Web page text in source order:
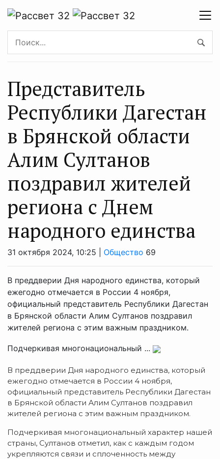
Представитель
Республики Дагестан
в Брянской области
Алим Султанов
поздравил жителей
региона с Днем
народного единства
31 октября 2024, 10:25 | Общество 69
В преддверии Дня народного единства, который
ежегодно отмечается в России 4 ноября,
официальный представитель Республики Дагестан
в Брянской области Алим Султанов поздравил
жителей региона с этим важным праздником.
Подчеркивая многонациональный ...
В преддверии Дня народного единства, который
ежегодно отмечается в России 4 ноября,
официальный представитель Республики Дагестан
в Брянской области Алим Султанов поздравил
жителей региона с этим важным праздником.
Подчеркивая многонациональный характер нашей
страны, Султанов отметил, как с каждым годом
укрепляются связи и сплоченность между